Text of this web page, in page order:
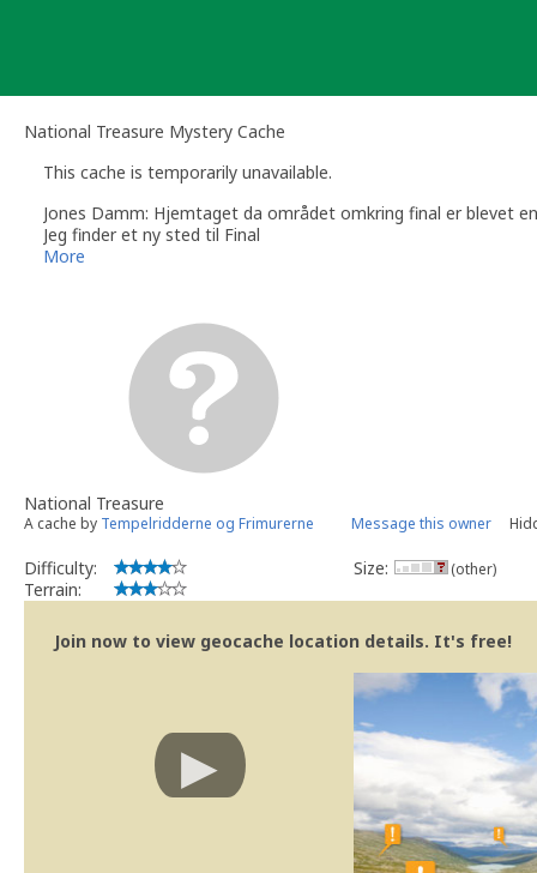
National Treasure Mystery Cache
This cache is temporarily unavailable.
Jones Damm: Hjemtaget da området omkring final er blevet
Jeg finder et ny sted til Final
More
National Treasure
A cache by Tempelridderne og Frimurerne Message this owner
Difficulty:
Terrain:
Size: (other)
Join now to view geocache location details. It's free!